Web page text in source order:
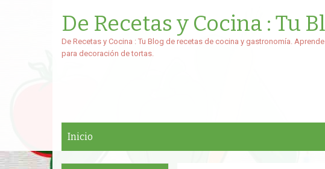
De Recetas y Cocina : Tu
De Recetas y Cocina : Tu Blog de recetas de cocina y gastronomía.
para decoración de tortas.
Inicio